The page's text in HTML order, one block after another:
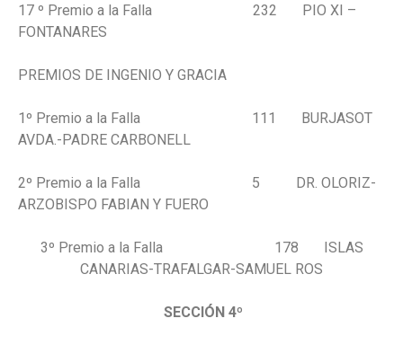
17 º Premio a la Falla 232 PIO XI –
FONTANARES
PREMIOS DE INGENIO Y GRACIA
1º Premio a la Falla 111 BURJASOT
AVDA.-PADRE CARBONELL
2º Premio a la Falla 5 DR. OLORIZ-
ARZOBISPO FABIAN Y FUERO
3º Premio a la Falla 178 ISLAS
CANARIAS-TRAFALGAR-SAMUEL ROS
SECCIÓN 4º